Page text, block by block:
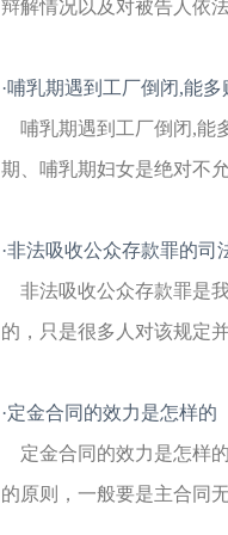
辩解情况以及对被告人依
·哺乳期遇到工厂倒闭,能多
哺乳期遇到工厂倒闭,能
期、哺乳期妇女是绝对不
·非法吸收公众存款罪的司
非法吸收公众存款罪是
的，只是很多人对该规定
·定金合同的效力是怎样的
定金合同的效力是怎样
的原则，一般要是主合同